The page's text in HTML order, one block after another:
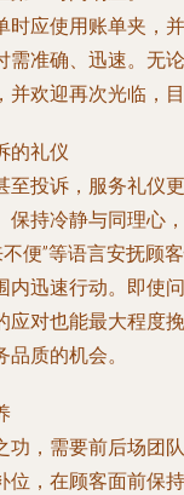
时应使用账单夹，
需准确、迅速。无
欢迎再次光临，目
的礼仪
至投诉，服务礼仪
保持冷静与同理心
便”等语言安抚顾
内迅速行动。即使
应对也能最大程度
质的机会。
功，需要前后场团
位，在顾客面前保